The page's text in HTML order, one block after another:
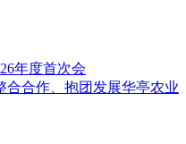
年度首次会
华亭农业